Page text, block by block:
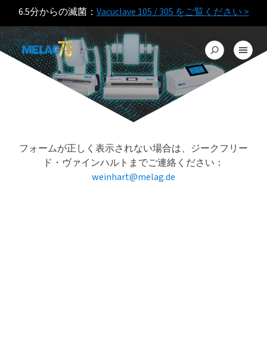
6.5分からの滅菌： Vacuclave 105 / 305 をご覧ください >
フォームが正しく表示されない場合は、ジークフリー
ド・ヴァインハルトまでご連絡ください：
weinhart@melag.de